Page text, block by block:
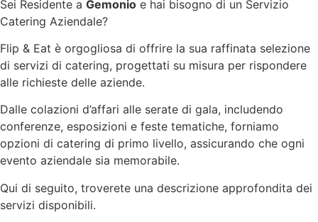
Sei Residente a Gemonio e hai bisogno di un Servizio
Catering Aziendale?
Flip & Eat è orgogliosa di offrire la sua raffinata selezione
di servizi di catering, progettati su misura per rispondere
alle richieste delle aziende.
Dalle colazioni d’affari alle serate di gala, includendo
conferenze, esposizioni e feste tematiche, forniamo
opzioni di catering di primo livello, assicurando che ogni
evento aziendale sia memorabile.
Qui di seguito, troverete una descrizione approfondita dei
servizi disponibili.